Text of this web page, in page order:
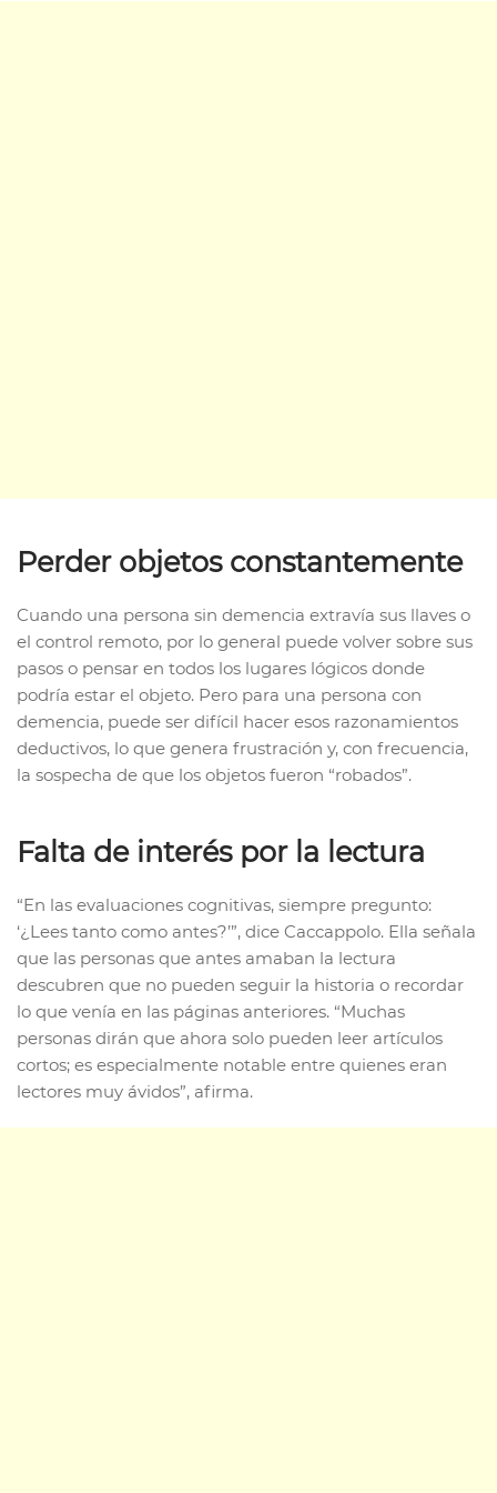
Perder objetos constantemente
Cuando una persona sin demencia extravía sus llaves o
el control remoto, por lo general puede volver sobre sus
pasos o pensar en todos los lugares lógicos donde
podría estar el objeto. Pero para una persona con
demencia, puede ser difícil hacer esos razonamientos
deductivos, lo que genera frustración y, con frecuencia,
la sospecha de que los objetos fueron “robados”.
Falta de interés por la lectura
“En las evaluaciones cognitivas, siempre pregunto:
‘¿Lees tanto como antes?’”, dice Caccappolo. Ella señala
que las personas que antes amaban la lectura
descubren que no pueden seguir la historia o recordar
lo que venía en las páginas anteriores. “Muchas
personas dirán que ahora solo pueden leer artículos
cortos; es especialmente notable entre quienes eran
lectores muy ávidos”, afirma.